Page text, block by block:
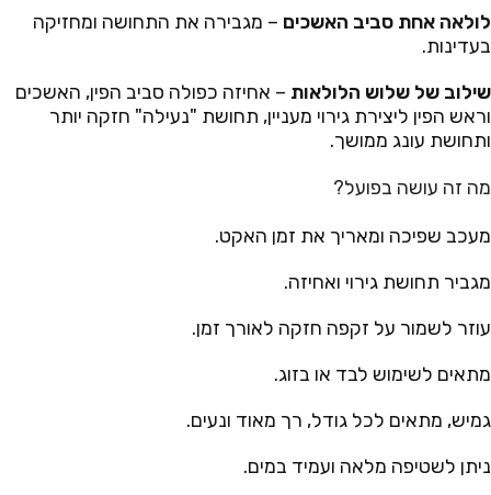
לולאה אחת סביב האשכים – מגבירה את התחושה ומחזיקה
בעדינות.
שילוב של שלוש הלולאות – אחיזה כפולה סביב הפין, האשכים
וראש הפין ליצירת גירוי מעניין, תחושת "נעילה" חזקה יותר
ותחושת עונג ממושך.
מה זה עושה בפועל?
מעכב שפיכה ומאריך את זמן האקט.
מגביר תחושת גירוי ואחיזה.
עוזר לשמור על זקפה חזקה לאורך זמן.
מתאים לשימוש לבד או בזוג.
גמיש, מתאים לכל גודל, רך מאוד ונעים.
ניתן לשטיפה מלאה ועמיד במים.